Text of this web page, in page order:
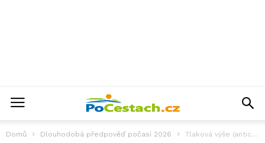
Domů Dlouhodobá předpověď počasí 2026 Tlaková výše (anticyklóna)